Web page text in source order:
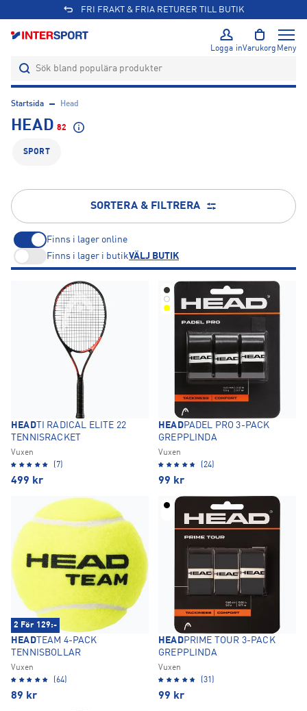
& FRIA RETURER TILL BUTIK
Logga inVarukorg Meny
Startsida Head
HEAD 82
SPORT
SORTERA & FILTRERA
Finns i lager online
Finns i lager i butikVÄLJ BUTIK
HEADTI RADICAL ELITE 22
TENNISRACKET
Vuxen
(7)
499 kr
HEADPADEL PRO 3-PACK
GREPPLINDA
Vuxen
(24)
99 kr
2 För 129:-
HEADTEAM 4-PACK
TENNISBOLLAR
Vuxen
(64)
89 kr
HEADPRIME TOUR 3-PACK
GREPPLINDA
Vuxen
(31)
99 kr